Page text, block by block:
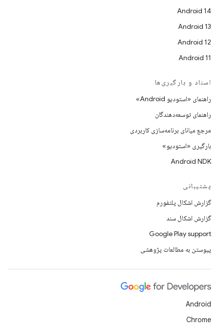
Android 14
Android 13
Android 12
Android 11
اسناد و بارگیری‌ها
راهنمای «استودیو Android»
راهنمای توسعه‌دهندگان
مرجع میانای برنامه‌سازی کاربردی
بارگیری «استودیو»
Android NDK
پشتیبانی
گزارش اشکال پلتفورم
گزارش اشکال سند
Google Play support
پیوستن به مطالعات پژوهشی
Android
Chrome